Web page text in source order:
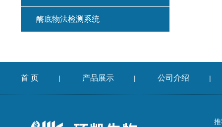
酶底物法检测系统
首 页 | 产品展示 | 公司介绍 |